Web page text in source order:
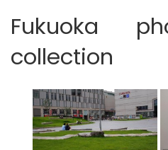
Fukuoka
collection